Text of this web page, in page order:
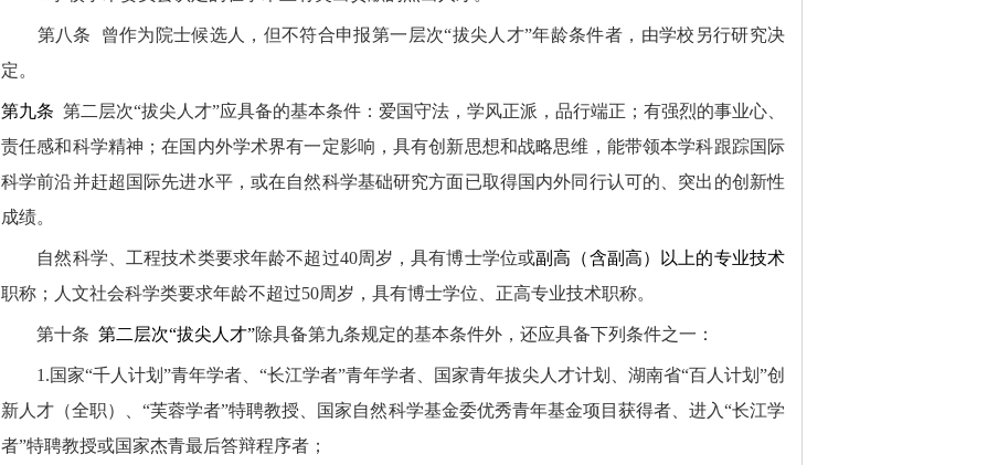
第八条
曾作为院士候选人，但不符合申报第一层次“拔尖人才”年龄条件者，由学校另行研究决
定。
第九条 第二层次“拔尖人才”应具备的基本条件：爱国守法，学风正派，品行端正；有强烈的事业心、
责任感和科学精神；在国内外学术界有一定影响，具有创新思想和战略思维，能带领本学科跟踪国际
科学前沿并赶超国际先进水平，或在自然科学基础研究方面已取得国内外同行认可的、突出的创新性
成绩。
自然科学、工程技术类要求年龄不超过40周岁，具有博士学位或副高（含副高）以上的专业技术
职称；人文社会科学类要求年龄不超过50周岁，具有博士学位、正高专业技术职称。
第十条 第二层次“拔尖人才”除具备第九条规定的基本条件外，还应具备下列条件之一：
1.国家“千人计划”青年学者、“长江学者”青年学者、国家青年拔尖人才计划、湖南省“百人计划”创
新人才（全职）、“芙蓉学者”特聘教授、国家自然科学基金委优秀青年基金项目获得者、进入“长江学
者”特聘教授或国家杰青最后答辩程序者；